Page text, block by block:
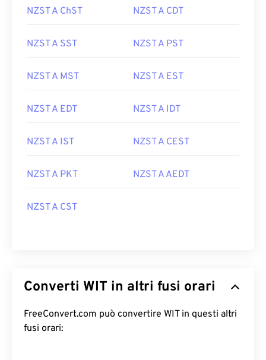
NZST A ChST NZST A CDT
NZST A SST NZST A PST
NZST A MST NZST A EST
NZST A EDT NZST A IDT
NZST A IST NZST A CEST
NZST A PKT NZST A AEDT
NZST A CST
Converti WIT in altri fusi orari
FreeConvert.com può convertire WIT in questi altri
fusi orari: